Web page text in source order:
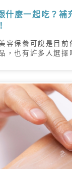
什麼一起吃？補
容保養可說是目前
，也有許多人選擇
麼其他的東西一